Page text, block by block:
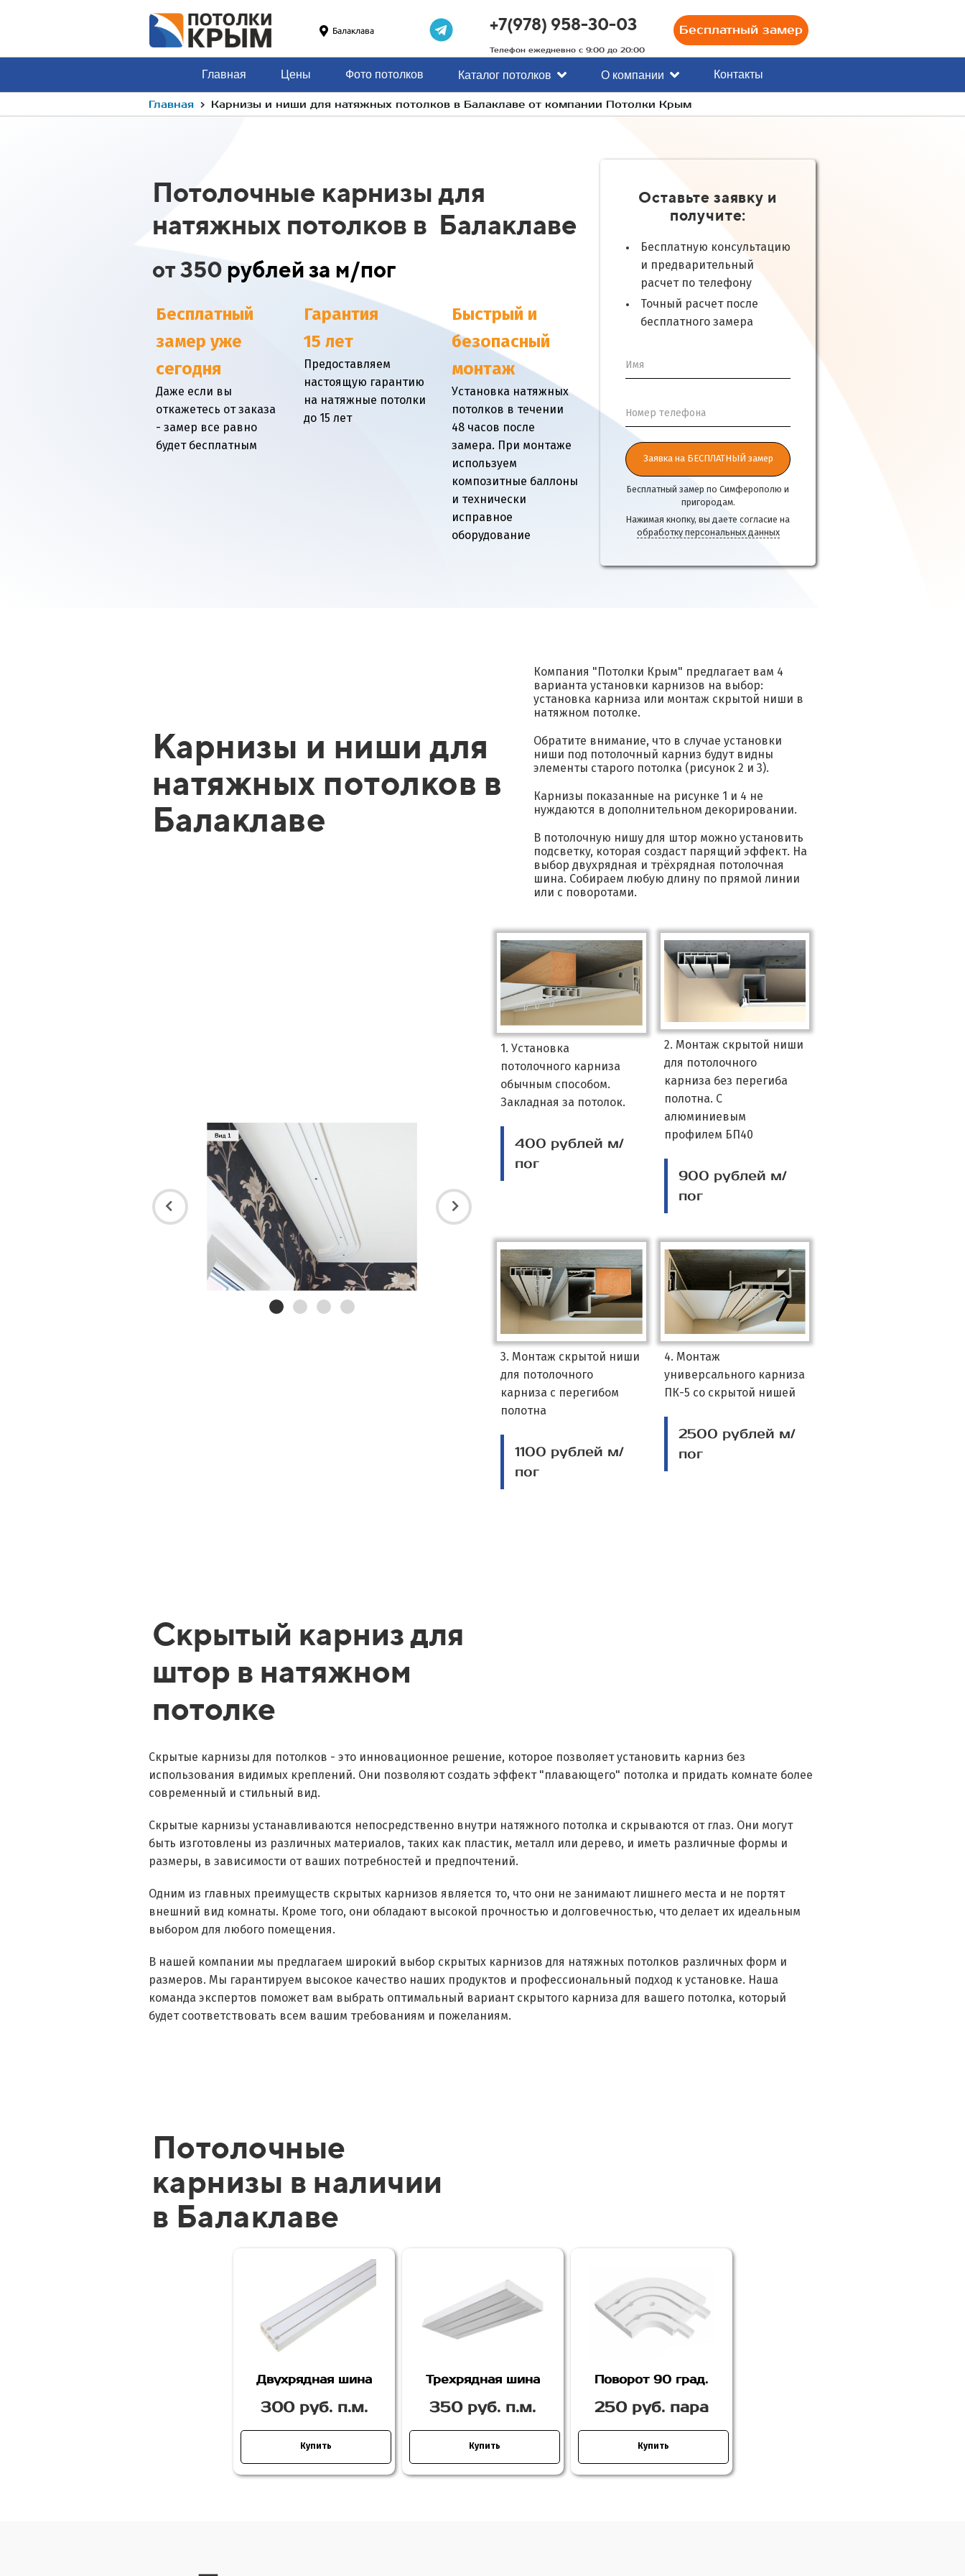
Балаклава +7(978) 958-30-03
Телефон ежедневно с 9:00 до 20:00
Бесплатный замер
Главная Цены Фото потолков Каталог потолков О компании Контакты
Главная › Карнизы и ниши для натяжных потолков в Балаклаве от компании Потолки Крым
Потолочные карнизы для
натяжных потолков в Балаклаве
от 350 рублей за м/пог
Бесплатный
замер уже
сегодня
Даже если вы
откажетесь от заказа
- замер все равно
будет бесплатным
Гарантия
15 лет
Предоставляем
настоящую гарантию
на натяжные потолки
до 15 лет
Быстрый и
безопасный
монтаж
Установка натяжных
потолков в течении
48 часов после
замера. При монтаже
используем
композитные баллоны
и технически
исправное
оборудование
Оставьте заявку и
получите:
Бесплатную консультацию
и предварительный
расчет по телефону
Точный расчет после
бесплатного замера
Имя
Номер телефона
Заявка на БЕСПЛАТНЫЙ замер
Бесплатный замер по Симферополю и
пригородам.
Нажимая кнопку, вы даете согласие на
обработку персональных данных
Карнизы и ниши для
натяжных потолков в
Балаклаве
Компания "Потолки Крым" предлагает вам 4
варианта установки карнизов на выбор:
установка карниза или монтаж скрытой ниши в
натяжном потолке.
Обратите внимание, что в случае установки
ниши под потолочный карниз будут видны
элементы старого потолка (рисунок 2 и 3).
Карнизы показанные на рисунке 1 и 4 не
нуждаются в дополнительном декорировании.
В потолочную нишу для штор можно установить
подсветку, которая создаст парящий эффект. На
выбор двухрядная и трёхрядная потолочная
шина. Собираем любую длину по прямой линии
или с поворотами.
1. Установка
потолочного карниза
обычным способом.
Закладная за потолок.
400 рублей м/
пог
2. Монтаж скрытой ниши
для потолочного
карниза без перегиба
полотна. С
алюминиевым
профилем БП40
900 рублей м/
пог
3. Монтаж скрытой ниши
для потолочного
карниза с перегибом
полотна
1100 рублей м/
пог
4. Монтаж
универсального карниза
ПК-5 со скрытой нишей
2500 рублей м/
пог
Скрытый карниз для
штор в натяжном
потолке
Скрытые карнизы для потолков - это инновационное решение, которое позволяет установить карниз без
использования видимых креплений. Они позволяют создать эффект "плавающего" потолка и придать комнате более
современный и стильный вид.
Скрытые карнизы устанавливаются непосредственно внутри натяжного потолка и скрываются от глаз. Они могут
быть изготовлены из различных материалов, таких как пластик, металл или дерево, и иметь различные формы и
размеры, в зависимости от ваших потребностей и предпочтений.
Одним из главных преимуществ скрытых карнизов является то, что они не занимают лишнего места и не портят
внешний вид комнаты. Кроме того, они обладают высокой прочностью и долговечностью, что делает их идеальным
выбором для любого помещения.
В нашей компании мы предлагаем широкий выбор скрытых карнизов для натяжных потолков различных форм и
размеров. Мы гарантируем высокое качество наших продуктов и профессиональный подход к установке. Наша
команда экспертов поможет вам выбрать оптимальный вариант скрытого карниза для вашего потолка, который
будет соответствовать всем вашим требованиям и пожеланиям.
Потолочные
карнизы в наличии
в Балаклаве
Двухрядная шина
300 руб. п.м.
Купить
Трехрядная шина
350 руб. п.м.
Купить
Поворот 90 град.
250 руб. пара
Купить